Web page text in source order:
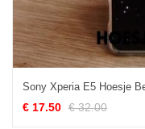
€ 17.50 € 32.00